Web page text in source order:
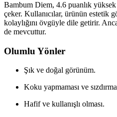
Bambum Diem, 4.6 puanlık
çeker. Kullanıcılar, ürünün estetik
kolaylığını övgüyle dile getirir.
de mevcuttur.
Olumlu Yönler
Şık ve doğal görünüm.
Koku yapmaması ve
Hafif ve kullanışlı olması.